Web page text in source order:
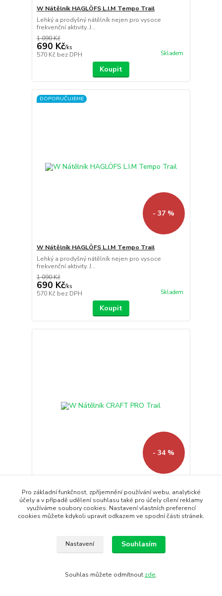
W Nátělník HAGLÖFS L.I.M Tempo Trail
Lehký a prodyšný nátělník nejen pro vysoce
frekvenční aktivity. J...
1 090 Kč
690 Kč/ks
570 Kč bez DPH Skladem
Koupit
DOPORUČUJEME
- 37 %
W Nátělník HAGLÖFS L.I.M Tempo Trail
Lehký a prodyšný nátělník nejen pro vysoce
frekvenční aktivity. J...
1 090 Kč
690 Kč/ks
570 Kč bez DPH Skladem
Koupit
- 34 %
Velmi lehký dámský běžecký nátělník PRO Trail pro
kratší i delší ...
1 490 Kč
Koupit
DOPORUČUJEME
Pro základní funkčnost, zpříjemnění používání webu, analytické
účely a v případě udělení souhlasu také pro účely cílení reklamy
využíváme soubory cookies. Nastavení vlastních preferencí
cookies můžete kdykoli upravit odkazem ve spodní části stránek.
Nastavení Souhlasím
Souhlas můžete odmítnout zde.